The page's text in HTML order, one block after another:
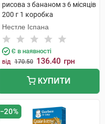
рисова з бананом з 6 місяців
200 г 1 коробка
Нестле Іспана
Є в наявності
від 170.50 136.40 грн
КУПИТИ
−20%